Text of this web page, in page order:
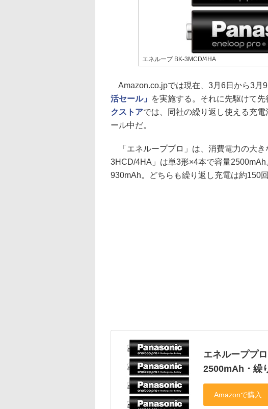
エネループ BK-3MCD/4HA
Amazon.co.jpでは現在、3月6日から3月
活セール」
を実施する。それに先駆けて
クストアでは、同社の繰り返し使える充
ール中だ。
「エネループプロ」は、消費電力の大
3HCD/4HA」は単3形×4本で容量
930mAh。どちらも繰り返し充電は約150
エネループプ
2500mAh・繰